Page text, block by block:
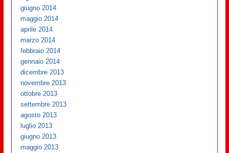
giugno 2014
maggio 2014
aprile 2014
marzo 2014
febbraio 2014
gennaio 2014
dicembre 2013
novembre 2013
ottobre 2013
settembre 2013
agosto 2013
luglio 2013
giugno 2013
maggio 2013